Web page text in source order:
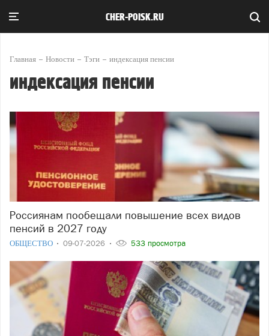
CHER-POISK.RU
Главная Новости Тэги индексация пенсии
индексация пенсии
Россиянам пообещали повышение всех видов
пенсий в 2027 году
ОБЩЕСТВО 09-07-2026 533 просмотра